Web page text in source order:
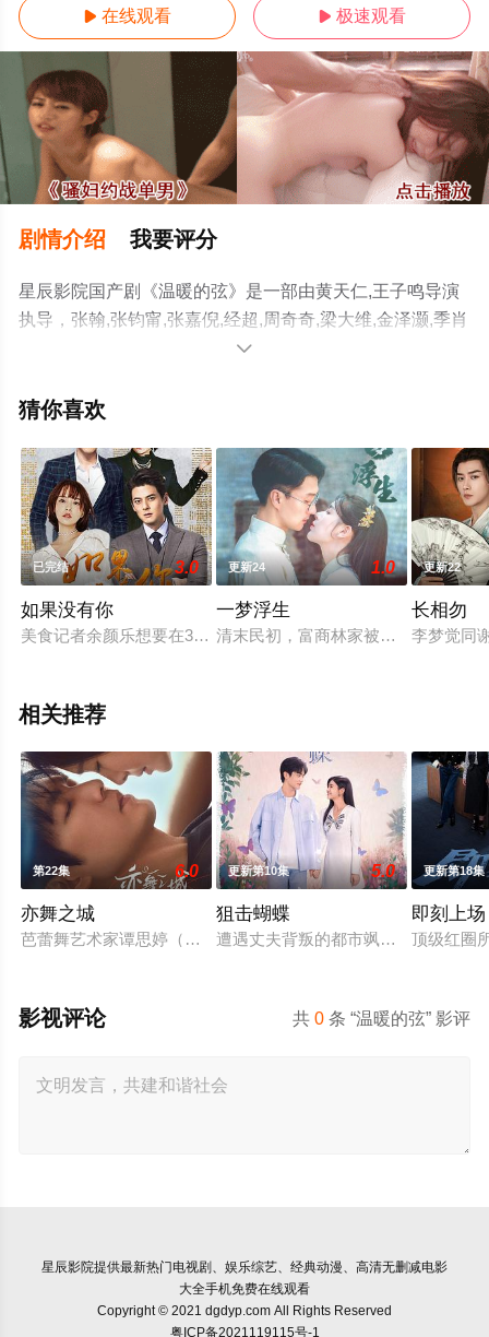
 在线观看  极速观看
剧情介绍 我要评分
星辰影院国产剧《温暖的弦》是一部由黄天仁,王子鸣导演
执导，张翰,张钧甯,张嘉倪,经超,周奇奇,梁大维,金泽灏,季肖
冰,郭子千等演员精彩演绎的大陆电视剧，大结局剧情已揭
集就上星辰电影网，热播电视剧提前免费观看，更多剧情

猜你喜欢
已完结 3.0
如果没有你
美食记者余颜乐想要在30岁升上主编的位子，但偏偏就在事业
更新24 1.0
一梦浮生
清末民初，富商林家被一夜灭门，后
更新22
长相勿
李梦觉同
相关推荐
第22集 6.0
亦舞之城
芭蕾舞艺术家谭思婷（秦岚 饰）退役归国，欲与当年被迫分开
更新第10集 5.0
狙击蝴蝶
遭遇丈夫背叛的都市飒女岑矜（陈妍
更新第18集
即刻上场
顶级红圈
共0 条 “温暖的弦” 影评
影视评论
星辰影院提供最新热门电视剧、娱乐综艺、经典动漫、高清无删减电影
大全手机免费在线观看
Copyright © 2021 dgdyp.com All Rights Reserved
粤ICP备2021119115号-1